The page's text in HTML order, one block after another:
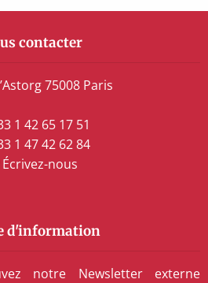
contacter
75008 Paris
1 42 65 17 51
1 47 42 62 84
Écrivez-nous
d'information
notre Newsletter externe